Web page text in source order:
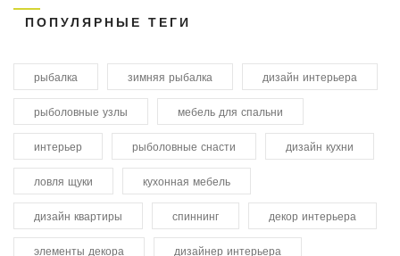
ПОПУЛЯРНЫЕ ТЕГИ
рыбалка зимняя рыбалка дизайн интерьера
рыболовные узлы мебель для спальни
интерьер рыболовные снасти дизайн кухни
ловля щуки кухонная мебель
дизайн квартиры спиннинг декор интерьера
элементы декора дизайнер интерьера